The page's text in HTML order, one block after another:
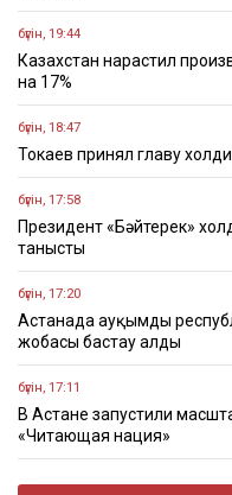
бүгін, 19:44
Казахстан нарастил
на 17%
бүгін, 18:47
Токаев принял главу
бүгін, 17:58
Президент «Бәйтерек»
танысты
бүгін, 17:20
Астанада ауқымды
жобасы бастау алды
бүгін, 17:11
В Астане запустили
«Читающая нация»
бүгін, 17:08